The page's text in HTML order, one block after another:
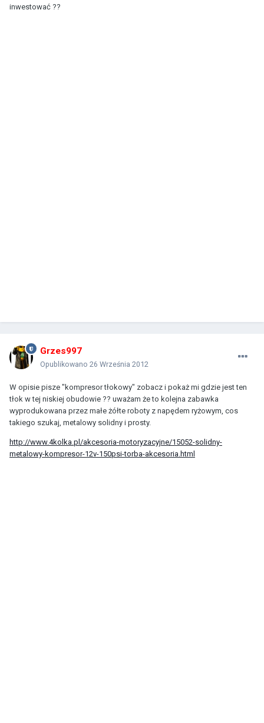
inwestować ??
Grzes997
Opublikowano 26 Września 2012
W opisie pisze "kompresor tłokowy" zobacz i pokaż mi gdzie jest ten
tłok w tej niskiej obudowie ?? uważam że to kolejna zabawka
wyprodukowana przez małe żółte roboty z napędem ryżowym, cos
takiego szukaj, metalowy solidny i prosty.
http://www.4kolka.pl/akcesoria-motoryzacyjne/15052-solidny-
metalowy-kompresor-12v-150psi-torba-akcesoria.html